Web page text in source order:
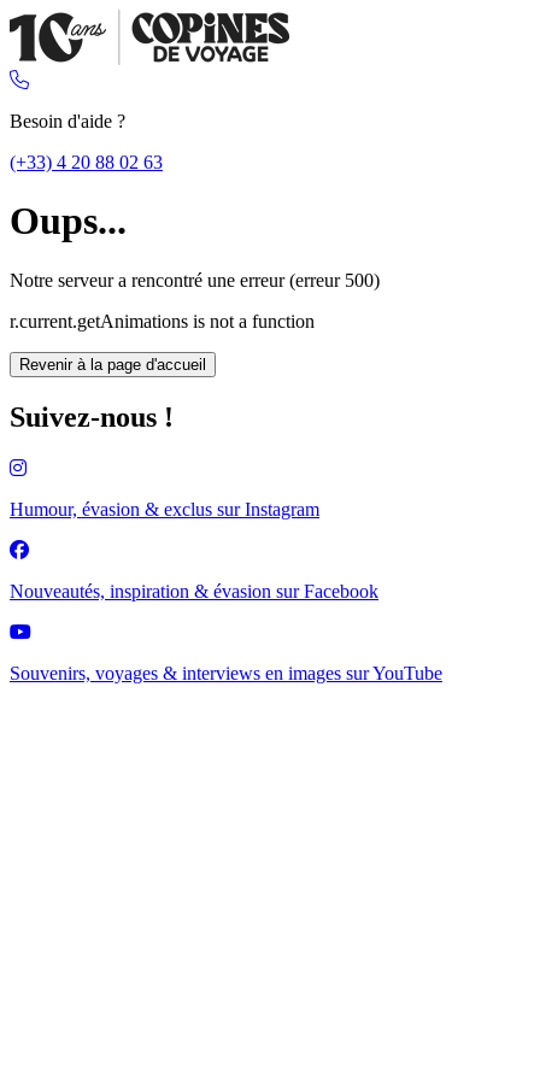
Besoin d'aide ?
(+33) 4 20 88 02 63
Oups...
Notre serveur a rencontré une erreur (erreur 500)
r.current.getAnimations is not a function
Revenir à la page d'accueil
Suivez-nous !
Humour, évasion & exclus surInstagram
Nouveautés, inspiration & évasion surFacebook
Souvenirs, voyages & interviews en images surYouTube